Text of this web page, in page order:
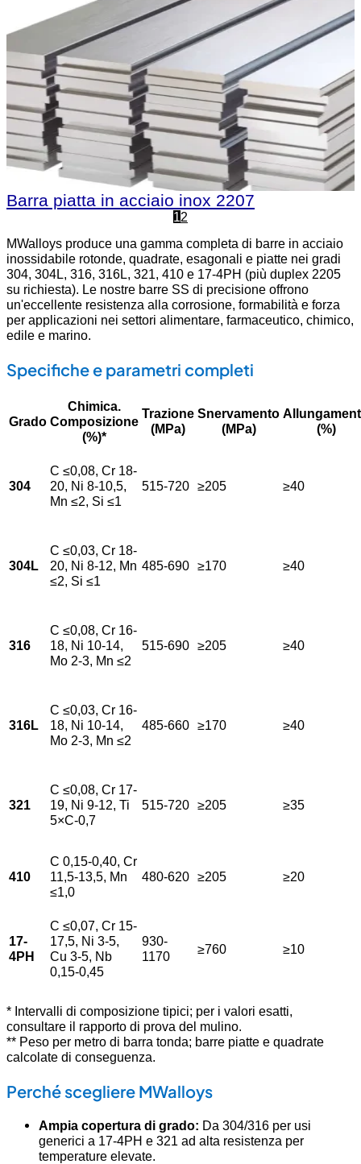
Barra piatta in acciaio inox 2207
12
MWalloys produce una gamma completa di barre in acciaio
inossidabile rotonde, quadrate, esagonali e piatte nei gradi
304, 304L, 316, 316L, 321, 410 e 17-4PH (più duplex 2205
su richiesta). Le nostre barre SS di precisione offrono
un'eccellente resistenza alla corrosione, formabilità e forza
per applicazioni nei settori alimentare, farmaceutico, chimico,
edile e marino.
Specifiche e parametri completi
Grado
Chimica.
Composizione
(%)*
Trazione
(MPa)
Snervamento
(MPa)
(%)
304
C ≤0,08, Cr 18-
20, Ni 8-10,5,
Mn ≤2, Si ≤1
515-720 ≥205 ≥40
304L
C ≤0,03, Cr 18-
20, Ni 8-12, Mn
≤2, Si ≤1
485-690 ≥170 ≥40
316
C ≤0,08, Cr 16-
18, Ni 10-14,
Mo 2-3, Mn ≤2
515-690 ≥205 ≥40
316L
C ≤0,03, Cr 16-
18, Ni 10-14,
Mo 2-3, Mn ≤2
485-660 ≥170 ≥40
321
C ≤0,08, Cr 17-
19, Ni 9-12, Ti
5×C-0,7
515-720 ≥205 ≥35
410
C 0,15-0,40, Cr
11,5-13,5, Mn
≤1,0
480-620 ≥205 ≥20
17-
4PH
C ≤0,07, Cr 15-
17,5, Ni 3-5,
Cu 3-5, Nb
0,15-0,45
930-
1170
≥760 ≥10
* Intervalli di composizione tipici; per i valori esatti,
consultare il rapporto di prova del mulino.
** Peso per metro di barra tonda; barre piatte e quadrate
calcolate di conseguenza.
Perché scegliere MWalloys
Ampia copertura di grado: Da 304/316 per usi
generici a 17-4PH e 321 ad alta resistenza per
temperature elevate.